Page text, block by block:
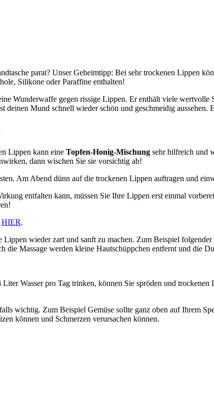
parat? Unser Geheimtipp: Bei sehr trockenen Lippen
Silikone oder Paraffine enthalten!
Wunderwaffe gegen rissige Lippen. Er enthält viele
deinen Mund schnell wieder schön und geschmeidig
Lippen kann eine Topfen-Honig-Mischung sehr hilfreich und
dann wischen Sie sie vorsichtig ab!
Am Abend dünn auf die trockenen Lippen auftragen und
entfalten kann, müssen Sie Ihre Lippen erst einmal
HIER.
wieder zart und sanft zu machen. Zum Beispiel
die Massage werden kleine Hautschüppchen entfernt und die
Wasser pro Tag trinken, können Sie spröden und
wichtig. Zum Beispiel Gemüse sollte ganz oben auf Ihrem
können und Schmerzen verursachen können.